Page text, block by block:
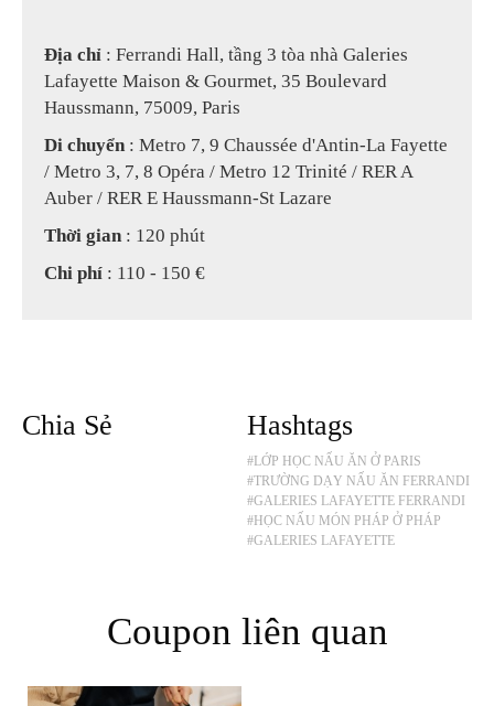
Địa chỉ : Ferrandi Hall, tầng 3 tòa nhà Galeries
Lafayette Maison & Gourmet, 35 Boulevard
Haussmann, 75009, Paris
Di chuyển : Metro 7, 9 Chaussée d'Antin-La Fayette
/ Metro 3, 7, 8 Opéra / Metro 12 Trinité / RER A
Auber / RER E Haussmann-St Lazare
Thời gian : 120 phút
Chi phí : 110 - 150 €
Chia Sẻ Hashtags
#LỚP HỌC NẤU ĂN Ở PARIS
#TRƯỜNG DẠY NẤU ĂN FERRANDI
#GALERIES LAFAYETTE FERRANDI
#HỌC NẤU MÓN PHÁP Ở PHÁP
#GALERIES LAFAYETTE
Coupon liên quan